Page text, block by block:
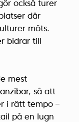
också turer
där
möts.
bidrar till
mest
så att
i rätt tempo –
på en lugn